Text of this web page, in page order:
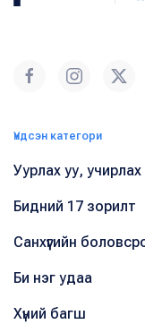
Үндсэн категори
Уурлах уу, учирлах
Бидний 17 зорилт
Санхүүгийн
Би нэг удаа
Хүний багш